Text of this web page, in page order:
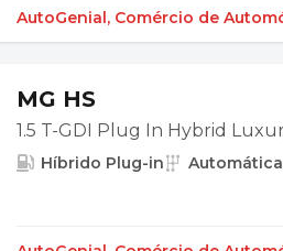
AutoGenial, Comércio de
MG HS
1.5 T-GDI Plug In Hybrid
Híbrido Plug-in Automática